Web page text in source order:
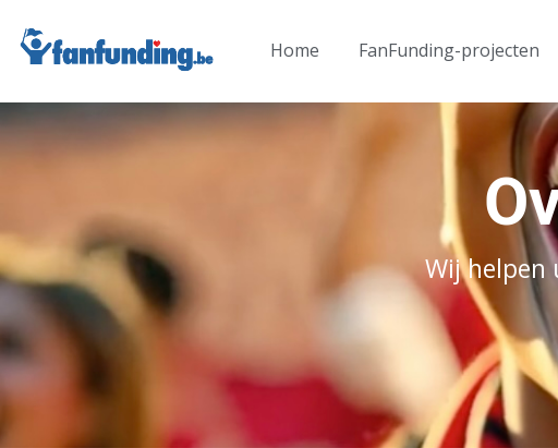
Home FanFunding-projecten
Wij helpen